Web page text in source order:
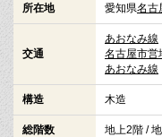
所在地 愛知県名古
交通
あおなみ線
名古屋市営
あおなみ線
構造 木造
総階数 地上2階 /